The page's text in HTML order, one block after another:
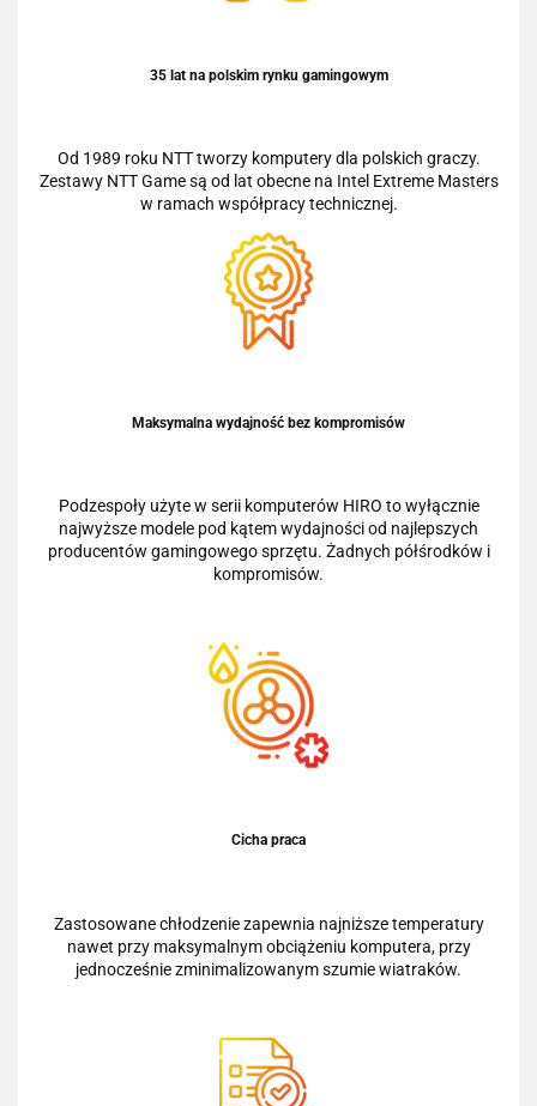
35 lat na polskim rynku gamingowym
Od 1989 roku NTT tworzy komputery dla polskich graczy.
Zestawy NTT Game są od lat obecne na Intel Extreme Masters
w ramach współpracy technicznej.
Maksymalna wydajność bez kompromisów
Podzespoły użyte w serii komputerów HIRO to wyłącznie
najwyższe modele pod kątem wydajności od najlepszych
producentów gamingowego sprzętu. Żadnych półśrodków i
kompromisów.
Cicha praca
Zastosowane chłodzenie zapewnia najniższe temperatury
nawet przy maksymalnym obciążeniu komputera, przy
jednocześnie zminimalizowanym szumie wiatraków.